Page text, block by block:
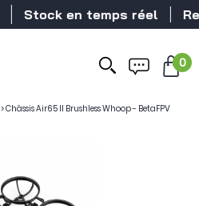
Stock en temps réel
0
>Châssis Air65 II Brushless Whoop - BetaFPV